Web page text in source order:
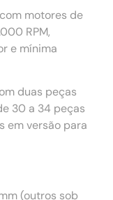
motores de
RPM,
e mínima
duas peças
30 a 34 peças
em versão para
(outros sob